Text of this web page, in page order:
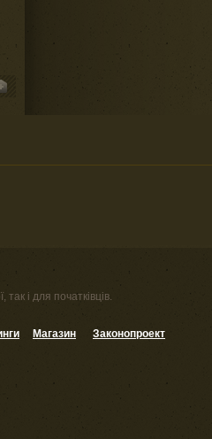
і для початківців.
Магазин Законопроект